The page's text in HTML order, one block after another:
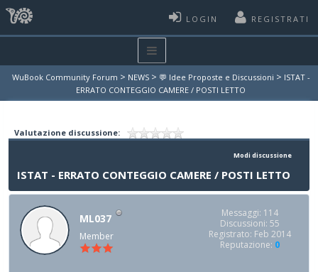
LOGIN REGISTRATI
WuBook Community Forum > NEWS > 💬 Idee Proposte e Discussioni > ISTAT -
ERRATO CONTEGGIO CAMERE / POSTI LETTO
Valutazione discussione:
Modi discussione
ISTAT - ERRATO CONTEGGIO CAMERE / POSTI LETTO
ML037
Member
Messaggi: 114
Discussioni: 55
Registrato: Feb 2014
Reputazione: 0